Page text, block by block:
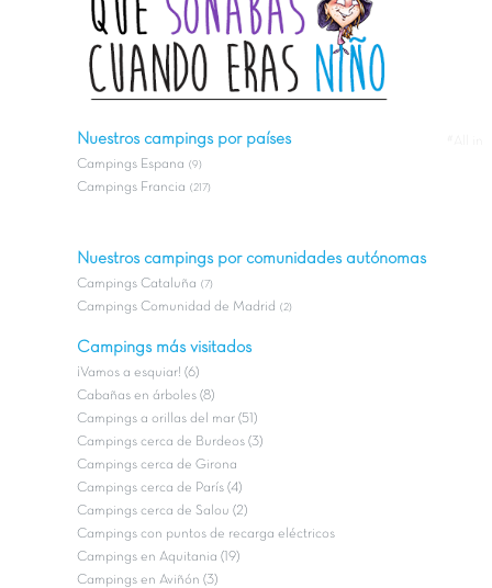
Nuestros campings por países
Campings Espana (9)
Campings Francia (217)
Nuestros campings por comunidades autónomas
Campings Cataluña (7)
Campings Comunidad de Madrid (2)
Campings más visitados
¡Vamos a esquiar! (6)
Cabañas en árboles (8)
Campings a orillas del mar (51)
Campings cerca de Burdeos (3)
Campings cerca de Girona
Campings cerca de París (4)
Campings cerca de Salou (2)
Campings con puntos de recarga eléctricos
Campings en Aquitania (19)
Campings en Aviñón (3)